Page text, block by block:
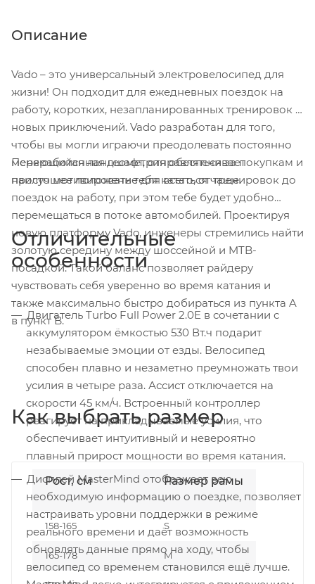
Описание
Vado – это универсальный электровелосипед для
жизни! Он подходит для ежедневных поездок на
работу, коротких, незапланированных тренировок и
новых приключений. Vado разработан для того,
чтобы вы могли играючи преодолевать постоянно
меняющийся ландшафт, отправляться за покупкам и
просто мотивировать тебя кататься чаще.
Переработанная геометрия обеспечивает
наилучшее положение для всего, от тренировок до
поездок на работу, при этом тебе будет удобно
перемещаться в потоке автомобилей. Проектируя
новую платформу Vado, инженеры стремились найти
золотую середину между шоссейной и MTB-
посадкой. Такой баланс позволяет райдеру
чувствовать себя уверенно во время катания и
также максимально быстро добираться из пункта A
в пункт B.
Отличительные
особенности
Двигатель Turbo Full Power 2.0E в сочетании с
аккумулятором ёмкостью 530 Вт.ч подарит
незабываемые эмоции от езды. Велосипед
способен плавно и незаметно преумножать твои
усилия в четыре раза. Ассист отключается на
скорости 45 км/ч. Встроенный контроллер
реагирует на прикладываемые усилия, что
обеспечивает интуитивный и невероятно
плавный прирост мощности во время катания.
Дисплей MasterMind отображает всю
необходимую информацию о поездке, позволяет
настраивать уровни поддержки в режиме
реального времени и даёт возможность
обновлять данные прямо на ходу, чтобы
велосипед со временем становился ещё лучше.
Как выбрать размер
Рост, см Размер рамы
158-165 S
165-178 M